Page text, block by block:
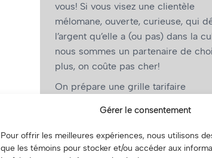
Gérer le consentement
Pour offrir les meilleures expériences, nous utilisons
que les témoins pour stocker et/ou accéder aux
vous! Si vous visez une clientèle
mélomane, ouverte, curieuse, qui
l’argent qu’elle a (ou pas) dans la
nous sommes un partenaire de
plus, on coûte pas cher!
On prépare une grille tarifaire
vous, les artistes!)